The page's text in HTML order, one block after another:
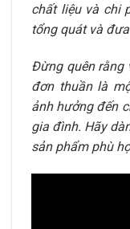
chất liệu và chi
tổng quát và
Đừng quên rằng
đơn thuần là
ảnh hưởng đến
gia đình. Hãy
sản phẩm phù